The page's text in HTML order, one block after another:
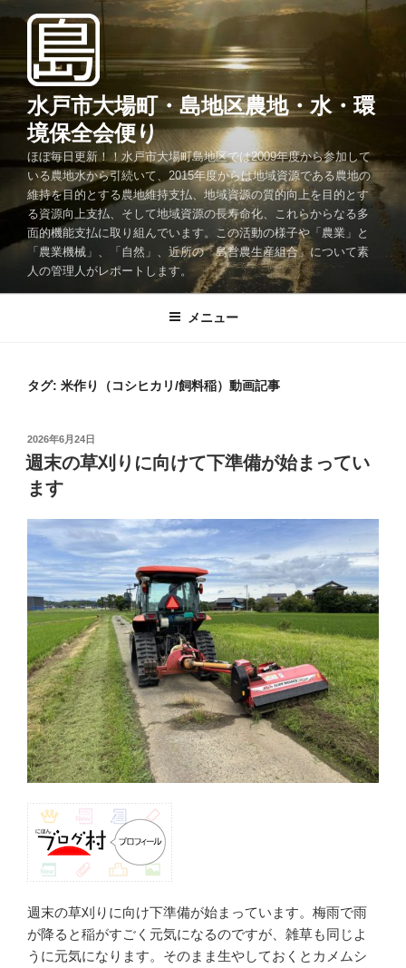
ン
ツ
プ
水戸市大場町・島地区農地・水・環
境保全会便り
ほぼ毎日更新！！水戸市大場町島地区では2009年度から参加して
いる農地水から引続いて、2015年度からは地域資源である農地の
維持を目的とする農地維持支払、地域資源の質的向上を目的とす
る資源向上支払、そして地域資源の長寿命化、これらからなる多
面的機能支払に取り組んでいます。この活動の様子や「農業」と
「農業機械」、「自然」、近所の「島営農生産組合」について素
人の管理人がレポートします。
メニュー
タグ: 米作り（コシヒカリ/飼料稲）動画記事
投
稿
日:
2026年6月24日
週末の草刈りに向けて下準備が始まってい
ます
週末の草刈りに向け下準備が始まっています。梅雨で雨
が降ると稲がすごく元気になるのですが、雑草も同じよ
うに元気になります。そのまま生やしておくとカメムシ